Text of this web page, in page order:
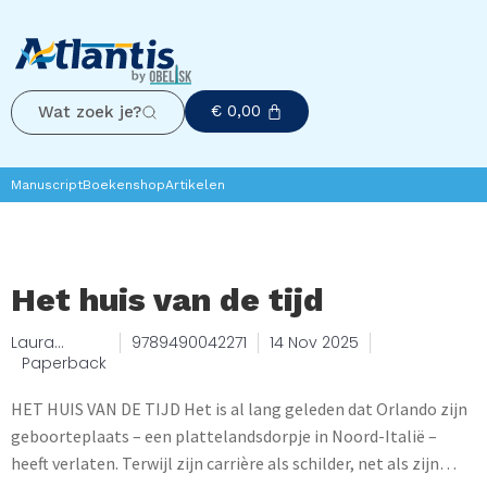
Wat zoek je? € 0,00
ManuscriptBoekenshopArtikelen
Het huis van de tijd
Laura
Mancinelli
9789490042271
14 Nov 2025
Paperback
HET HUIS VAN DE TIJD Het is al lang geleden dat Orlando zijn
geboorteplaats – een plattelandsdorpje in Noord-Italië –
heeft verlaten. Terwijl zijn carrière als schilder, net als zijn